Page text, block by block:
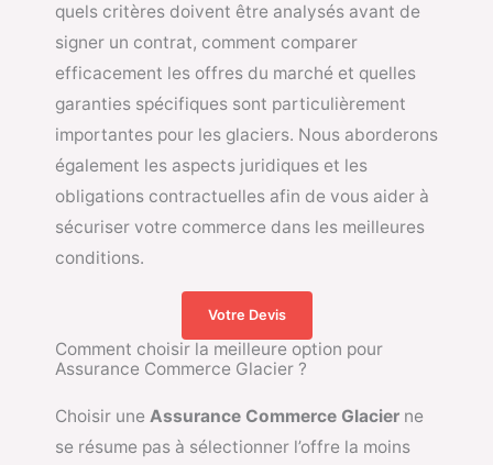
quels critères doivent être analysés avant de
signer un contrat, comment comparer
efficacement les offres du marché et quelles
garanties spécifiques sont particulièrement
importantes pour les glaciers. Nous aborderons
également les aspects juridiques et les
obligations contractuelles afin de vous aider à
sécuriser votre commerce dans les meilleures
conditions.
Votre Devis
Comment choisir la meilleure option pour
Assurance Commerce Glacier ?
Choisir une Assurance Commerce Glacier ne
se résume pas à sélectionner l’offre la moins